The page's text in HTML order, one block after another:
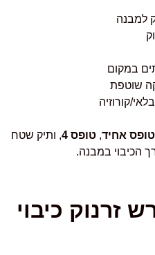
למבנה
במקום
שוטפת
קורוזיה
טופס אחיד, טופס 4
, ותיק שטח
הכיבוי במבנה.
זרנוק כיבוי